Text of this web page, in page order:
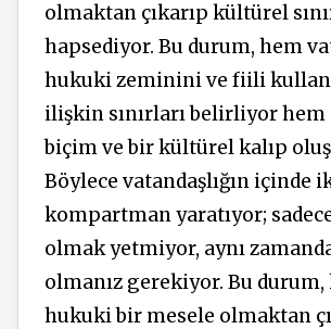
olmaktan çıkarıp kültürel
hapsediyor. Bu durum, hem
hukuki zeminini ve fiili
ilişkin sınırları belirliyor hem
biçim ve bir kültürel kalıp
Böylece vatandaşlığın içinde
kompartman yaratıyor;
olmak yetmiyor, aynı
olmanız gerekiyor. Bu durum,
hukuki bir mesele olmaktan